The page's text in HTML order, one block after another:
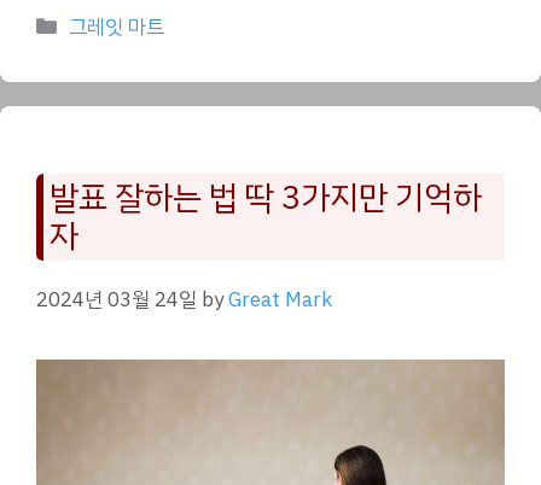
Categories
그레잇 마트
발표 잘하는 법 딱 3가지만 기억하
자
2024년 03월 24일 byGreat Mark